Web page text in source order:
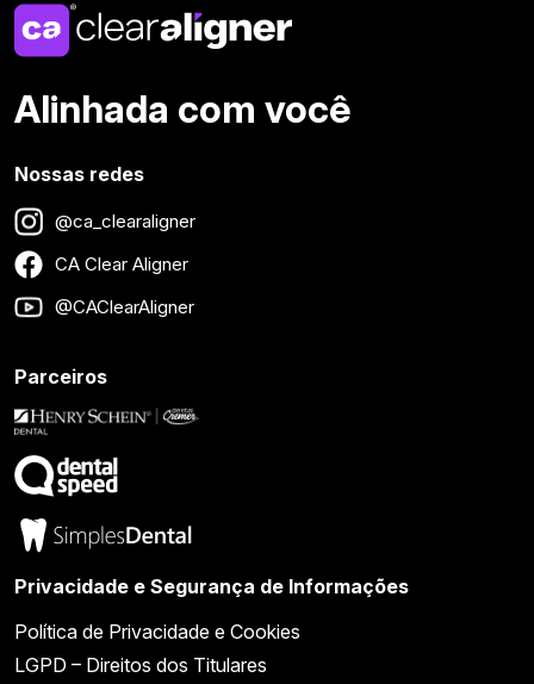
Alinhada com você
Nossas redes
@ca_clearaligner
CA Clear Aligner
@CAClearAligner
Parceiros
Privacidade e Segurança de Informações
Política de Privacidade e Cookies
LGPD – Direitos dos Titulares